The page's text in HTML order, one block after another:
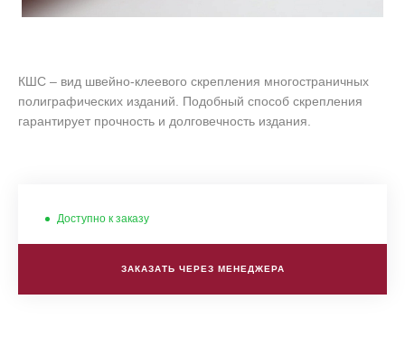
КШС – вид швейно-клеевого скрепления многостраничных
полиграфических изданий. Подобный способ скрепления
гарантирует прочность и долговечность издания.
Доступно к заказу
ЗАКАЗАТЬ ЧЕРЕЗ МЕНЕДЖЕРА